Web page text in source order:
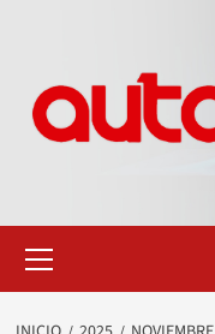
primario